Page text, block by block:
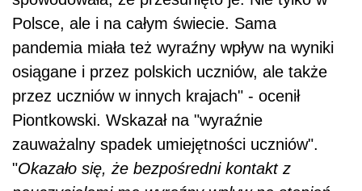
Polsce, ale i na całym świecie. Sama
pandemia miała też wyraźny wpływ na wyniki
osiągane i przez polskich uczniów, ale także
przez uczniów w innych krajach" - ocenił
Piontkowski. Wskazał na "wyraźnie
zauważalny spadek umiejętności uczniów".
"Okazało się, że bezpośredni kontakt z